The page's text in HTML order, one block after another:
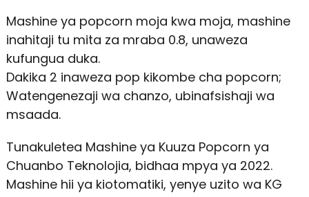
Mashine ya popcorn moja kwa moja, mashine
inahitaji tu mita za mraba 0.8, unaweza
kufungua duka.
Dakika 2 inaweza pop kikombe cha popcorn;
Watengenezaji wa chanzo, ubinafsishaji wa
msaada.
Tunakuletea Mashine ya Kuuza Popcorn ya
Chuanbo Teknolojia, bidhaa mpya ya 2022.
Mashine hii ya kiotomatiki, yenye uzito wa KG